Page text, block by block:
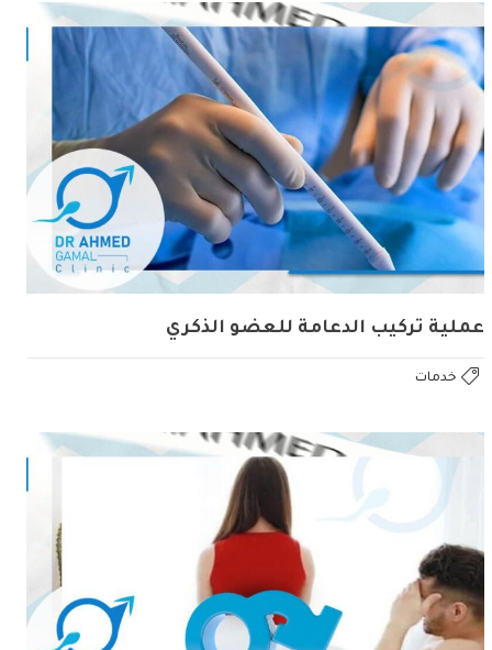
عملية تركيب الدعامة للعضو الذكري
خدمات